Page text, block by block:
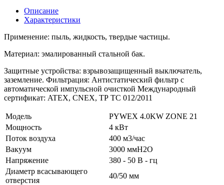
Описание
Характеристики
Применение: пыль, жидкость, твердые частицы.
Материал: эмалированный стальной бак.
Защитные устройства: взрывозащищенный выключатель,
заземление. Фильтрация: Антистатический фильтр с
автоматической импульсной очисткой Международный
сертификат: ATEX, CNEX, ТР ТС 012/2011
Модель
PYWEX 4.0KW ZONE 21
Мощность
4 кВт
Поток воздуха
400 м3/час
Вакуум
3000 ммH2O
Напряжение
380 - 50 В - гц
Диаметр всасывающего
отверстия
40/50 мм